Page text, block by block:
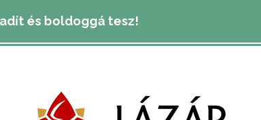
és boldoggá tesz!